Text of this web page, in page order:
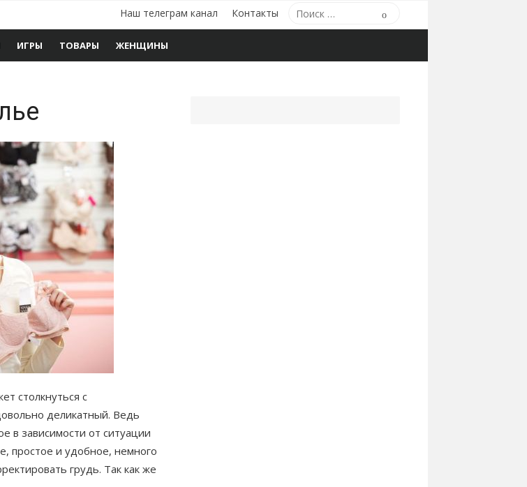
Поиск
по:
Наш телеграм канал Контакты
ИГРЫ ТОВАРЫ ЖЕНЩИНЫ
столкнуться с
деликатный. Ведь
в зависимости от ситуации
простое и удобное, немного
грудь. Так как же